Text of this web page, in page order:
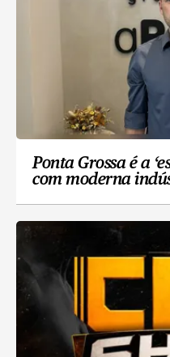
Ponta Grossa é a
com moderna